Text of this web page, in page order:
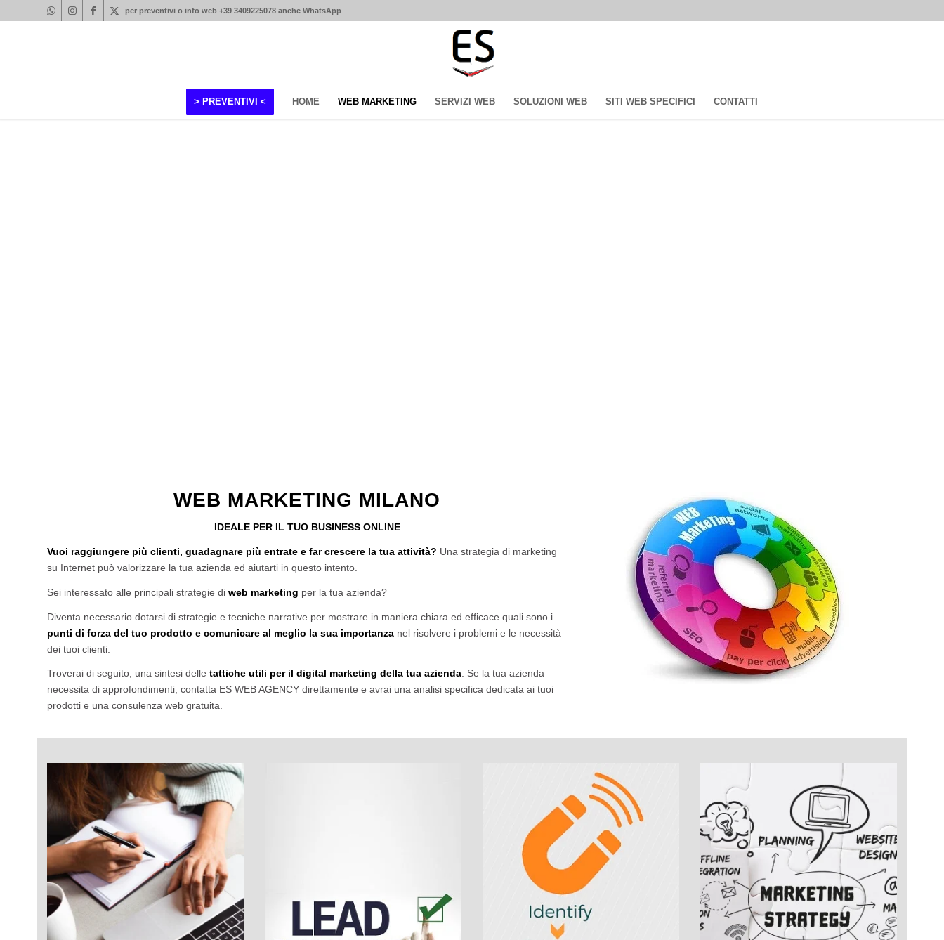
per preventivi o info web +39 3409225078 anche WhatsApp
> PREVENTIVI < HOME WEB MARKETING SERVIZI WEB SOLUZIONI WEB SITI WEB SPECIFICI CONTATTI
WEB MARKETING MILANO
IDEALE PER IL TUO BUSINESS ONLINE
Vuoi raggiungere più clienti, guadagnare più entrate e far crescere la tua attività? Una strategia di marketing
su Internet può valorizzare la tua azienda ed aiutarti in questo intento.
Sei interessato alle principali strategie di web marketing per la tua azienda?
Diventa necessario dotarsi di strategie e tecniche narrative per mostrare in maniera chiara ed efficace quali sono i
punti di forza del tuo prodotto e comunicare al meglio la sua importanza nel risolvere i problemi e le necessità
dei tuoi clienti.
Troverai di seguito, una sintesi delle tattiche utili per il digital marketing della tua azienda. Se la tua azienda
necessita di approfondimenti, contatta ES WEB AGENCY direttamente e avrai una analisi specifica dedicata ai tuoi
prodotti e una consulenza web gratuita.